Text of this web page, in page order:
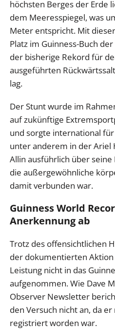
höchsten Berges der Erde
dem Meeresspiegel, was
Meter entspricht. Mit
Platz im Guinness-Buch
der bisherige Rekord für
ausgeführten
lag.
Der Stunt wurde im
auf zukünftige
und sorgte international
unter anderem in der Ariel
Allin ausführlich über seine
die außergewöhnliche
damit verbunden war.
Guinness World
Anerkennung ab
Trotz des offensichtlichen
der dokumentierten
Leistung nicht in das
aufgenommen. Wie Dave
Observer Newsletter
den Versuch nicht an, da
registriert worden war.